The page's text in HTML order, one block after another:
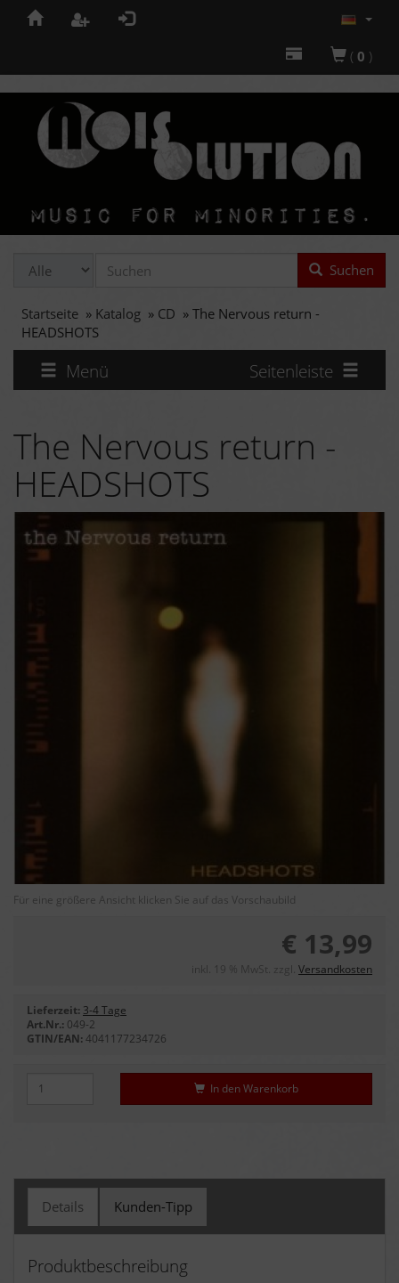
( 0 )
Suchen
Startseite » Katalog » CD » The Nervous return -
HEADSHOTS
Menü Seitenleiste
The Nervous return -
HEADSHOTS
Für eine größere Ansicht klicken Sie auf das Vorschaubild
€ 13,99
inkl. 19 % MwSt. zzgl. Versandkosten
Lieferzeit: 3-4 Tage
Art.Nr.: 049-2
GTIN/EAN: 4041177234726
In den Warenkorb
Details Kunden-Tipp
Produktbeschreibung